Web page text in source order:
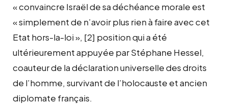
« convaincre Israël de sa déchéance morale est
« simplement de n’avoir plus rien à faire avec cet
Etat hors-la-loi », [2] position qui a été
ultérieurement appuyée par Stéphane Hessel,
coauteur de la déclaration universelle des droits
de l’homme, survivant de l’holocauste et ancien
diplomate français.